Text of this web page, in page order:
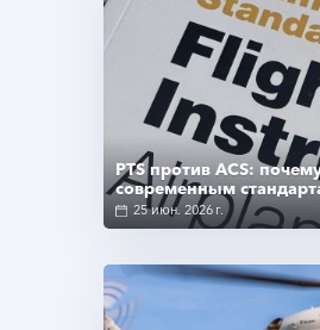
PTS против ACS:
современным
25 июн. 2026 г.